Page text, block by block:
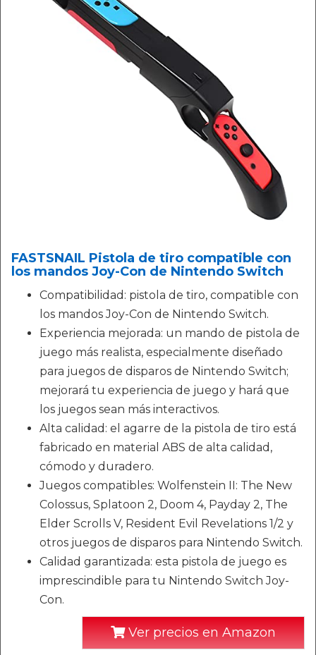
FASTSNAIL Pistola de tiro compatible con
los mandos Joy-Con de Nintendo Switch
Compatibilidad: pistola de tiro, compatible con
los mandos Joy-Con de Nintendo Switch.
Experiencia mejorada: un mando de pistola de
juego más realista, especialmente diseñado
para juegos de disparos de Nintendo Switch;
mejorará tu experiencia de juego y hará que
los juegos sean más interactivos.
Alta calidad: el agarre de la pistola de tiro está
fabricado en material ABS de alta calidad,
cómodo y duradero.
Juegos compatibles: Wolfenstein II: The New
Colossus, Splatoon 2, Doom 4, Payday 2, The
Elder Scrolls V, Resident Evil Revelations 1/2 y
otros juegos de disparos para Nintendo Switch.
Calidad garantizada: esta pistola de juego es
imprescindible para tu Nintendo Switch Joy-
Con.
Ver precios en Amazon